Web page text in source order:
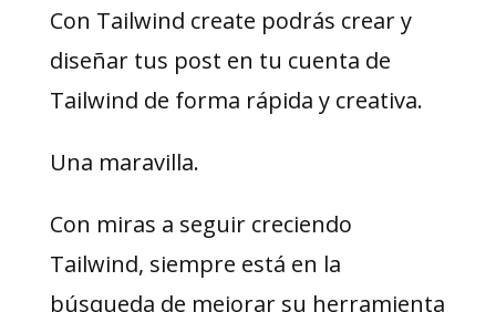
Con Tailwind create podrás crear y
diseñar tus post en tu cuenta de
Tailwind de forma rápida y creativa.
Una maravilla.
Con miras a seguir creciendo
Tailwind, siempre está en la
búsqueda de mejorar su herramienta